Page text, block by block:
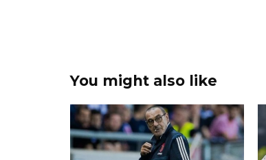
You might also like